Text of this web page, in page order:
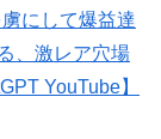
にして爆益達
、激レア穴場
YouTube】